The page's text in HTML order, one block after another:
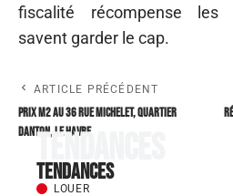
fiscalité récompense les
savent garder le cap.
ARTICLE PRÉCÉDENT
Prix m2 au 36 rue michelet, quartier
danton, le havre
Tendances
Tendances
LOUER